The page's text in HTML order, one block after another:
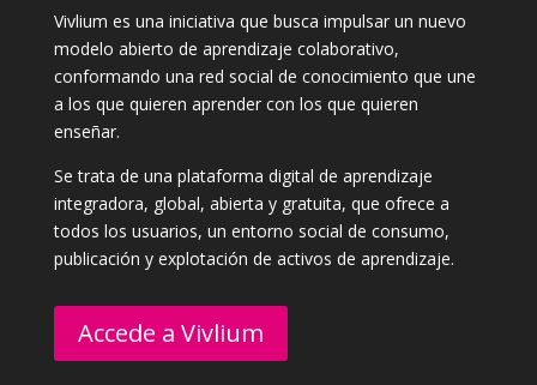
Vivlium es una iniciativa que busca impulsar un nuevo
modelo abierto de aprendizaje colaborativo,
conformando una red social de conocimiento que une
a los que quieren aprender con los que quieren
enseñar.
Se trata de una plataforma digital de aprendizaje
integradora, global, abierta y gratuita, que ofrece a
todos los usuarios, un entorno social de consumo,
publicación y explotación de activos de aprendizaje.
Accede a Vivlium